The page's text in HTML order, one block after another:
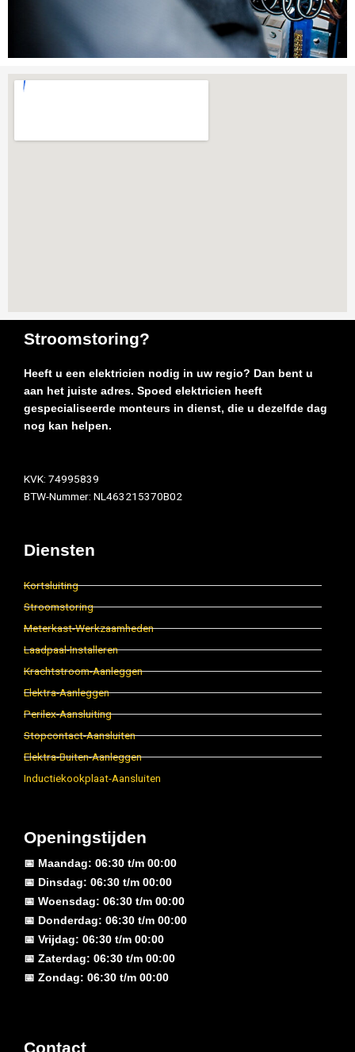
Stroomstoring?
Heeft u een elektricien nodig in uw regio? Dan bent u
aan het juiste adres. Spoed elektricien heeft
gespecialiseerde monteurs in dienst, die u dezelfde dag
nog kan helpen.
KVK: 74995839
BTW-Nummer: NL463215370B02
Diensten
Kortsluiting
Stroomstoring
Meterkast-Werkzaamheden
Laadpaal-Installeren
Krachtstroom-Aanleggen
Elektra-Aanleggen
Perilex-Aansluiting
Stopcontact-Aansluiten
Elektra-Buiten-Aanleggen
Inductiekookplaat-Aansluiten
Openingstijden
📅 Maandag: 06:30 t/m 00:00
📅 Dinsdag: 06:30 t/m 00:00
📅 Woensdag: 06:30 t/m 00:00
📅 Donderdag: 06:30 t/m 00:00
📅 Vrijdag: 06:30 t/m 00:00
📅 Zaterdag: 06:30 t/m 00:00
📅 Zondag: 06:30 t/m 00:00
Contact